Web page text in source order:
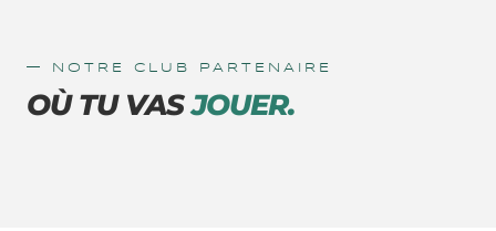
— NOTRE CLUB PARTENAIRE
OÙ TU VASJOUER.
BUBBLE CLUB IBIZA